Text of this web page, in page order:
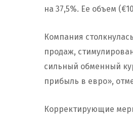
на 37,5%. Ее объем
Компания
продаж,
сильный обменный
прибыль в евро»,
Корректирующие